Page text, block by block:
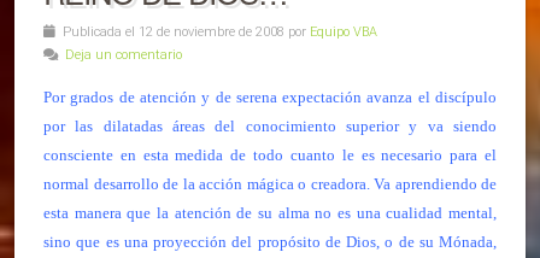
Publicada el 12 de noviembre de 2008 por Equipo VBA
Deja un comentario
Por grados de atención y de serena expectación avanza el discípulo
por las dilatadas áreas del conocimiento superior y va siendo
consciente en esta medida de todo cuanto le es necesario para el
normal desarrollo de la acción mágica o creadora. Va aprendiendo de
esta manera que la atención de su alma no es una cualidad mental,
sino que es una proyección del propósito de Dios, o de su Mónada,